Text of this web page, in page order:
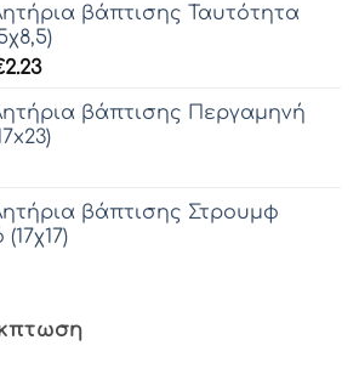
βάπτισης Ταυτότητα
2.23Price
€1.12
through
βάπτισης Περγαμηνή
βάπτισης Στρουμφ